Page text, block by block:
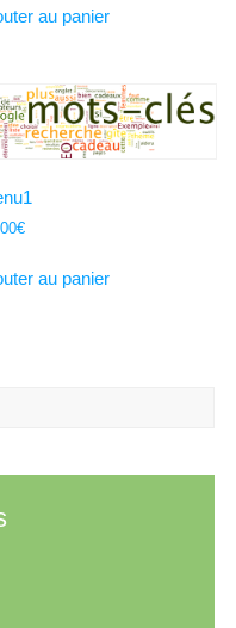
au panier
€
au panier